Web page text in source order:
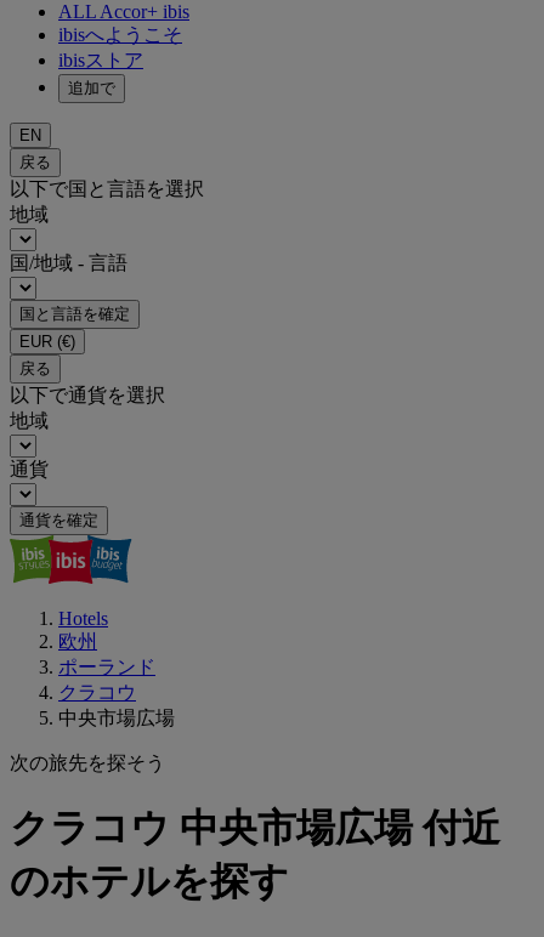
ALL Accor+ ibis
ibisへようこそ
ibisストア
追加で
EN
戻る
以下で国と言語を選択
地域
国/地域 - 言語
国と言語を確定
EUR (€)
戻る
以下で通貨を選択
地域
通貨
通貨を確定
Hotels
欧州
ポーランド
クラコウ
中央市場広場
次の旅先を探そう
クラコウ 中央市場広場 付近
のホテルを探す